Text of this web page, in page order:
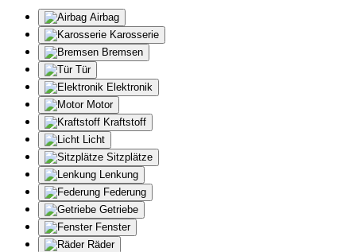
Airbag
Karosserie
Bremsen
Tür
Elektronik
Motor
Kraftstoff
Licht
Sitzplätze
Lenkung
Federung
Getriebe
Fenster
Räder